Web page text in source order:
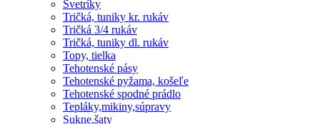
Svetríky
Tričká, tuniky kr. rukáv
Tričká 3/4 rukáv
Tričká, tuniky dl. rukáv
Topy, tielka
Tehotenské pásy
Tehotenské pyžama, košeľe
Tehotenské spodné prádlo
Tepláky,mikiny,súpravy
Sukne,šaty